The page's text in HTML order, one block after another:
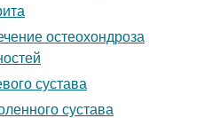
остеохондроза
сустава
сустава